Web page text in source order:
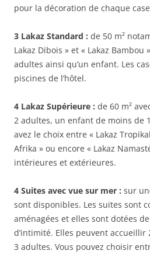
pour la décoration de chaque
3 Lakaz Standard : de 50 m²
Lakaz Dibois » et « Lakaz
adultes ainsi qu’un enfant. Les
piscines de l’hôtel.
4 Lakaz Supérieure : de 60 m²
2 adultes, un enfant de moins de
avez le choix entre « Lakaz
Afrika » ou encore « Lakaz
intérieures et extérieures.
4 Suites avec vue sur mer : sur
sont disponibles. Les suites sont
aménagées et elles sont dotées
d’intimité. Elles peuvent
3 adultes. Vous pouvez choisir